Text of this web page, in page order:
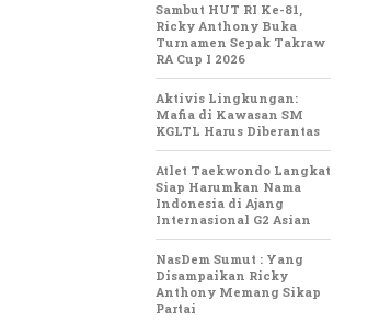
Sambut HUT RI Ke-81,
Ricky Anthony Buka
Turnamen Sepak Takraw
RA Cup I 2026
Aktivis Lingkungan:
Mafia di Kawasan SM
KGLTL Harus Diberantas
Atlet Taekwondo Langkat
Siap Harumkan Nama
Indonesia di Ajang
Internasional G2 Asian
NasDem Sumut : Yang
Disampaikan Ricky
Anthony Memang Sikap
Partai